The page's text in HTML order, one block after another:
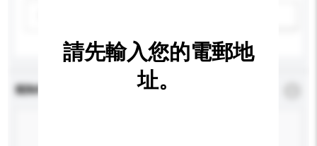
查詢內容
請先輸入您的電郵地
址。